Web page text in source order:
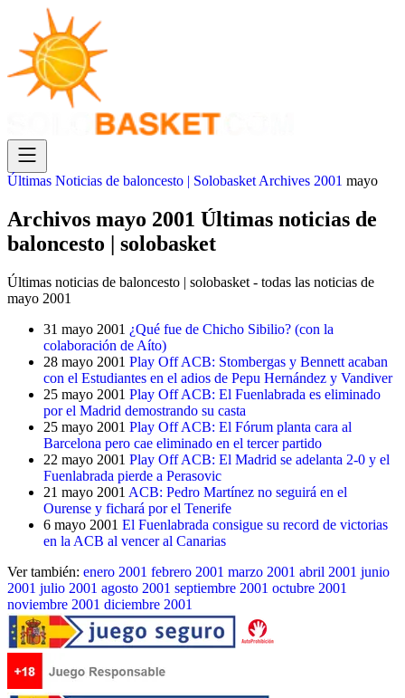
Últimas Noticias de baloncesto | Solobasket Archives 2001 mayo
Archivos mayo 2001 Últimas noticias de
baloncesto | solobasket
Últimas noticias de baloncesto | solobasket - todas las noticias de
mayo 2001
31 mayo 2001 ¿Qué fue de Chicho Sibilio? (con la
colaboración de Aíto)
28 mayo 2001 Play Off ACB: Stombergas y Bennett acaban
con el Estudiantes en el adios de Pepu Hernández y Vandiver
25 mayo 2001 Play Off ACB: El Fuenlabrada es eliminado
por el Madrid demostrando su casta
25 mayo 2001 Play Off ACB: El Fórum planta cara al
Barcelona pero cae eliminado en el tercer partido
22 mayo 2001 Play Off ACB: El Madrid se adelanta 2-0 y el
Fuenlabrada pierde a Perasovic
21 mayo 2001 ACB: Pedro Martínez no seguirá en el
Ourense y fichará por el Tenerife
6 mayo 2001 El Fuenlabrada consigue su record de victorias
en la ACB al vencer al Canarias
Ver también: enero 2001 febrero 2001 marzo 2001 abril 2001 junio
2001 julio 2001 agosto 2001 septiembre 2001 octubre 2001
noviembre 2001 diciembre 2001